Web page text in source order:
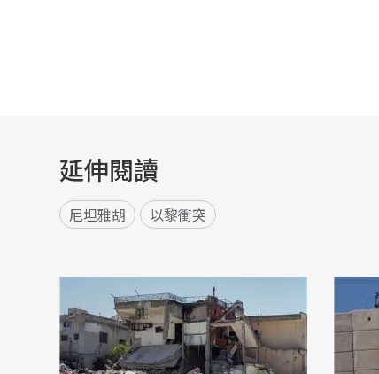
延伸閱讀
尼坦雅胡 以黎衝突